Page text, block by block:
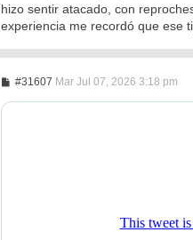
hizo sentir atacado, con
experiencia me recordó que ese
#31607M
n
Mar Jul 07, 2026 3:18 pm